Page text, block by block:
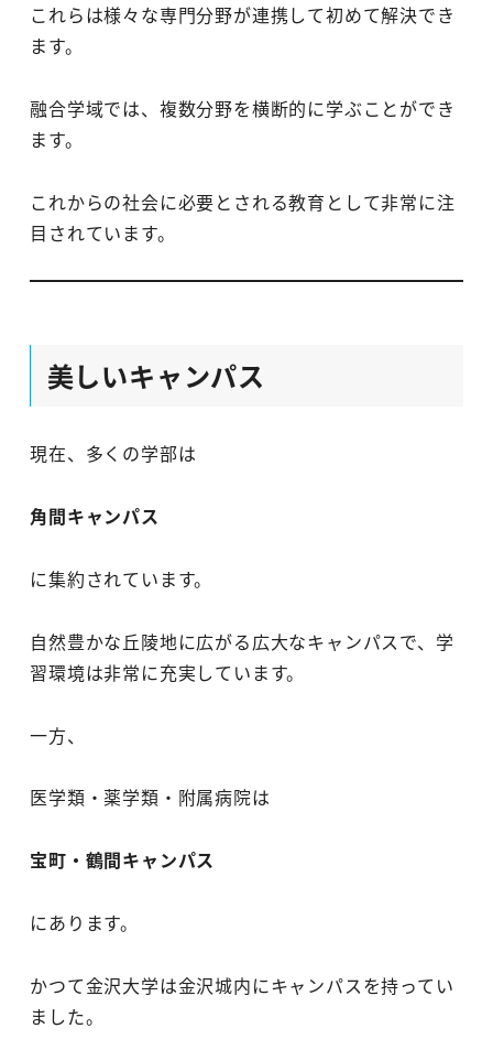
これらは様々な専門分野が連携して初めて解決でき
ます。
融合学域では、複数分野を横断的に学ぶことができ
ます。
これからの社会に必要とされる教育として非常に注
目されています。
美しいキャンパス
現在、多くの学部は
角間キャンパス
に集約されています。
自然豊かな丘陵地に広がる広大なキャンパスで、学
習環境は非常に充実しています。
一方、
医学類・薬学類・附属病院は
宝町・鶴間キャンパス
にあります。
かつて金沢大学は金沢城内にキャンパスを持ってい
ました。